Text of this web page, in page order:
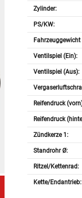
Zylinder:
PS/KW:
Fahrzeuggewicht
Ventilspiel (Ein):
Ventilspiel (Aus):
Reifendruck
Reifendruck
Zündkerze 1:
Standrohr Ø:
Ritzel/Kettenrad:
Kette/Endantrieb: